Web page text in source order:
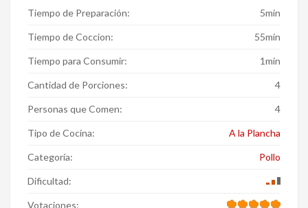
Tiempo de Preparación: 5min
Tiempo de Coccion: 55min
Tiempo para Consumir: 1min
Cantidad de Porciones: 4
Personas que Comen: 4
Tipo de Cocina: A la Plancha
Categoría: Pollo
Dificultad:
Votaciones: